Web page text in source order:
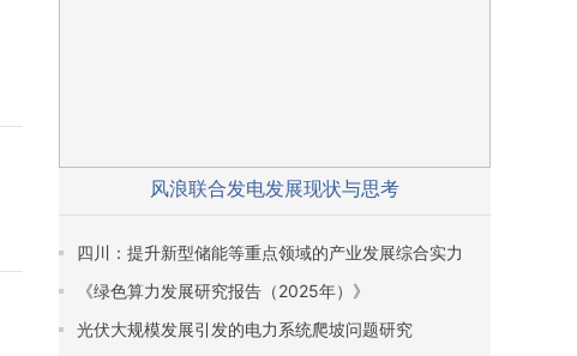
风浪联合发电发展现状与思考
四川：提升新型储能等重点领域的产业发展综合实力
《绿色算力发展研究报告（2025年）》
光伏大规模发展引发的电力系统爬坡问题研究